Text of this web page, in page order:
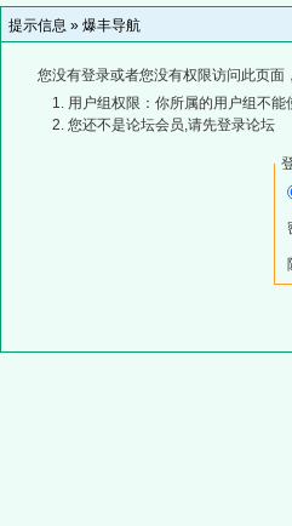
提示信息 » 爆丰导航
您没有登录或者您没有权限访问此页面
用户组权限：你所属的用户组不能
您还不是论坛会员,请先登录论坛